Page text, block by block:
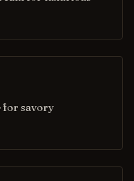
for savory